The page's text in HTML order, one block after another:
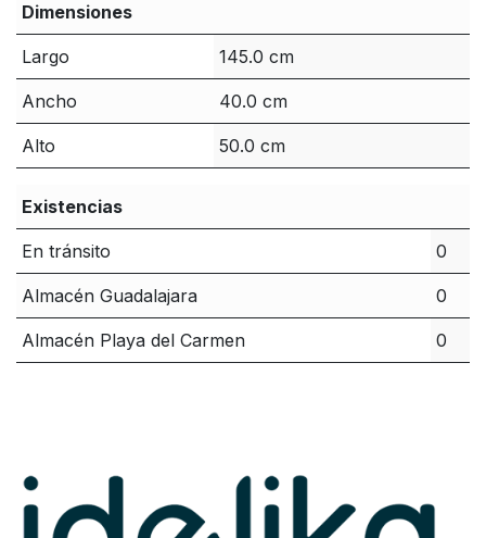
Dimensiones
Largo 145.0 cm
Ancho 40.0 cm
Alto 50.0 cm
Existencias
En tránsito 0
Almacén Guadalajara 0
Almacén Playa del Carmen 0